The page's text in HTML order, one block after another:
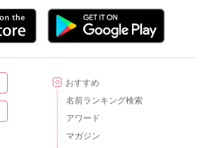
おすすめ
名前ランキング検索
アワード
マガジン